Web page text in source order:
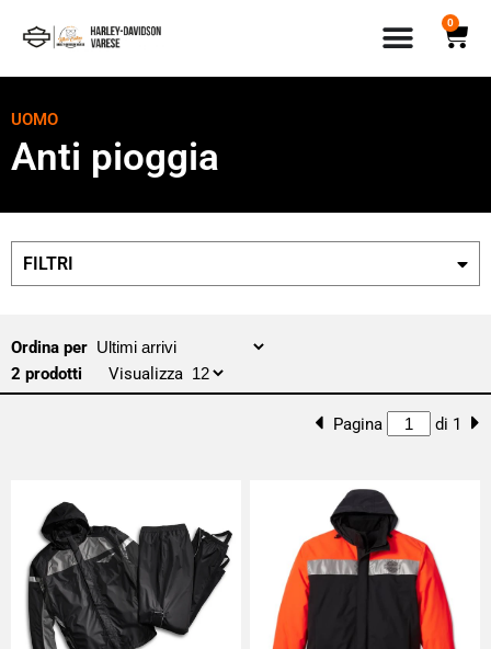
0
UOMO
Anti pioggia
FILTRI
Ordina per
2 prodotti
Visualizza
Pagina di 1